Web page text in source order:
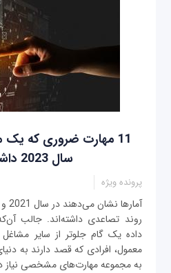
11 مهارت ضروری که
سال 2023 داشته باشد
پرونده ویژه
روند تصاعدی داشته‌اند. جالب
داده یک گام جلوتر از سایر مشاغل
معمول، افرادی که قصد دارند به
به مجموعه مهارت‌های مشخصی نیاز